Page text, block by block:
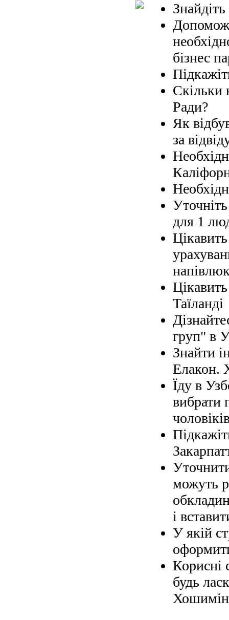
бізнес
Скільки
Ради?
Як
за
для 1
Таїланді
груп" в
Знайти
Елакон.
Їду в
вибрати
можуть
і
У якій
Корисні
будь